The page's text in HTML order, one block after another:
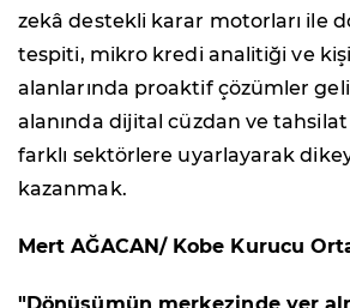
zekâ destekli karar motorları ile
tespiti, mikro kredi analitiği ve
alanlarında proaktif çözümler
alanında dijital cüzdan ve
farklı sektörlere uyarlayarak
kazanmak.
Mert AĞACAN/ Kobe Kurucu
"Dönüşümün merkezinde yer